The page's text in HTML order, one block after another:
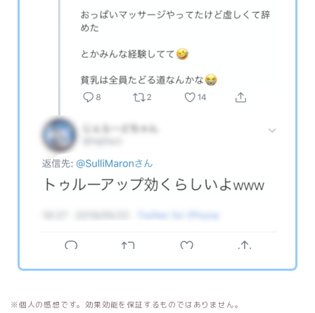
※個人の感想です。効果効能を保証するものではありません。